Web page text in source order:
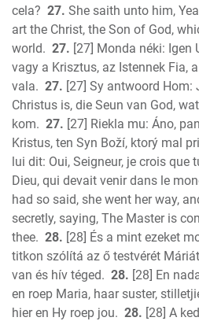
cela? 27. She saith unto him,
art the Christ, the Son of God,
world. 27. [27] Monda néki: Igen
vagy a Krisztus, az Istennek Fia,
vala. 27. [27] Sy antwoord Hom:
Christus is, die Seun van God,
kom. 27. [27] Riekla mu: Áno,
Kristus, ten Syn Boží, ktorý mal
lui dit: Oui, Seigneur, je crois que
Dieu, qui devait venir dans le
had so said, she went her way,
secretly, saying, The Master is
thee. 28. [28] És a mint ezeket
titkon szólítá az ő testvérét
van és hív téged. 28. [28] En
en roep Maria, haar suster,
hier en Hy roep jou. 28. [28] A